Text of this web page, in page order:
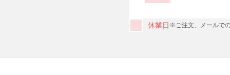
休業日 ※ご注文、メールで